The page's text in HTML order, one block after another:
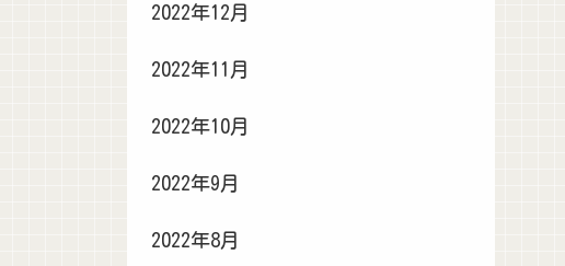
2022年12月
2022年11月
2022年10月
2022年9月
2022年8月